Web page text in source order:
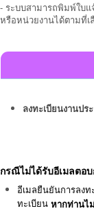
- ระบบสามารถพิมพ์ใบแ
หรือหน่วยงานได้ตามที่เ
ลงทะเบียนงานปร
กรณีไม่ได้รับอีเมลตอ
อีเมลยืนยันการลงท
ทะเบียน หากท่านไ